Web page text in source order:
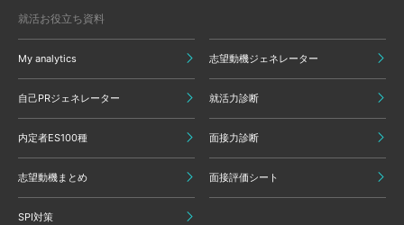
就活お役立ち資料
My analytics 志望動機ジェネレーター
自己PRジェネレーター 就活力診断
内定者ES100種 面接力診断
志望動機まとめ 面接評価シート
SPI対策